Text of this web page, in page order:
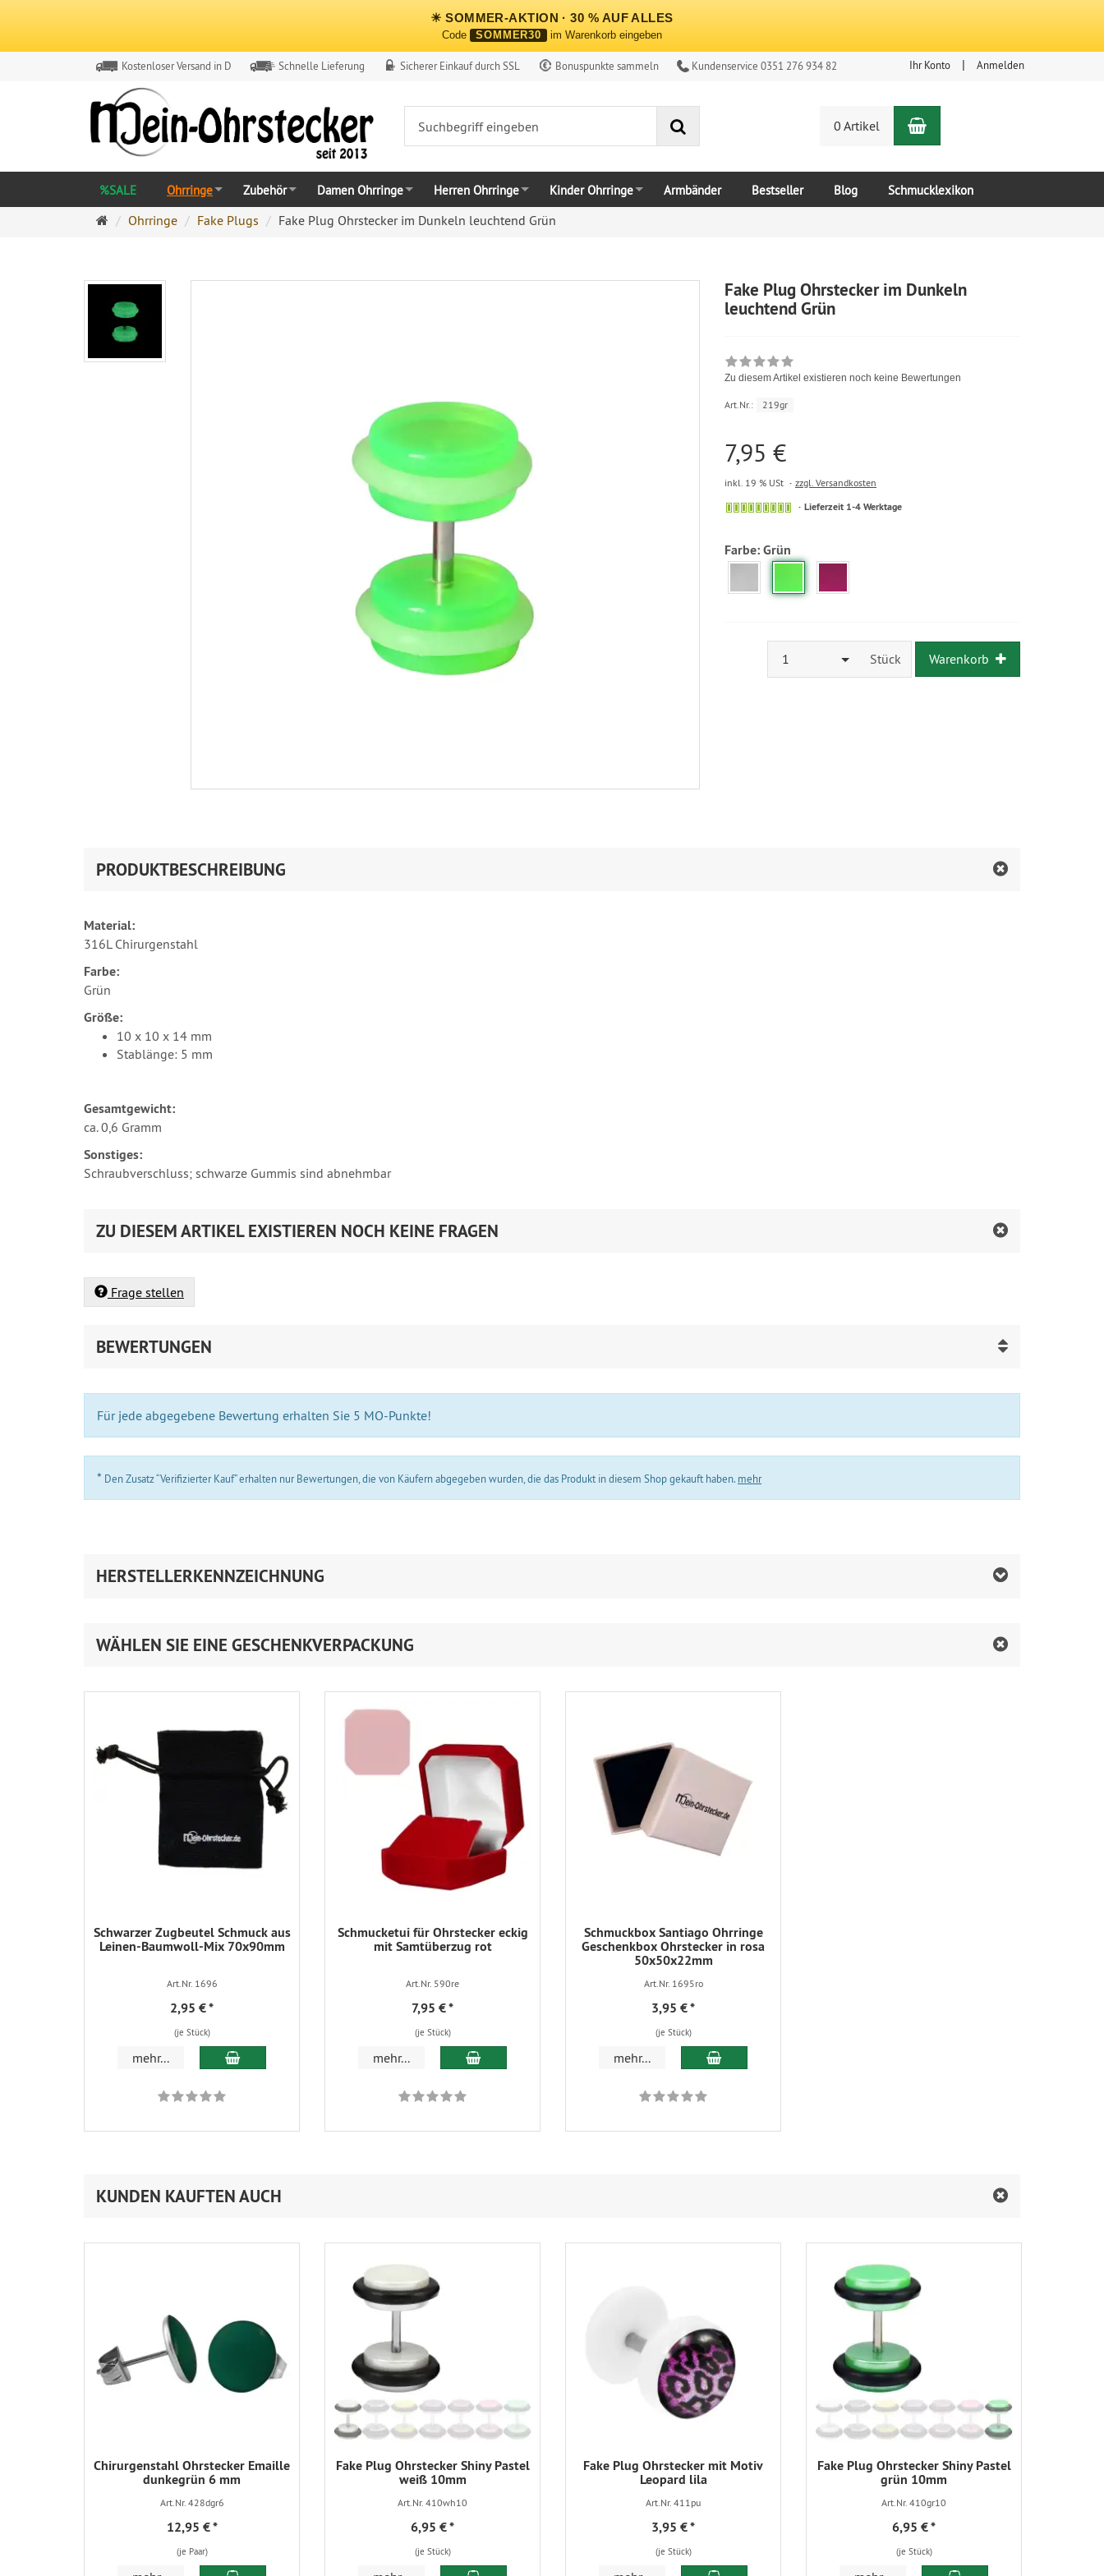
☀ SOMMER-AKTION · 30 % AUF ALLES
Code SOMMER30 im Warenkorb eingeben
Kostenloser Versand in D Schnelle Lieferung Sicherer Einkauf durch SSL Bonuspunkte sammeln Kundenservice 0351 276 934 82 Ihr Konto Anmelden
0 Artikel Warenkorb
%SALE Ohrringe Zubehör Damen Ohrringe Herren Ohrringe Kinder Ohrringe Armbänder Bestseller Blog Schmucklexikon
Ohrringe
Ohrringe Fake Plugs Fake Plug Ohrstecker im Dunkeln leuchtend Grün
Fake Plug Ohrstecker im Dunkeln
leuchtend Grün
Zu diesem Artikel existieren noch keine Bewertungen
Art.Nr.: 219gr
7,95 €
inkl. 19 % USt zzgl. Versandkosten
Lieferzeit 1-4 Werktage
Farbe:Grün
1 Stück Warenkorb
PRODUKTBESCHREIBUNG
Material:
316L Chirurgenstahl
Farbe:
Grün
Größe:
10 x 10 x 14 mm
Stablänge: 5 mm
Gesamtgewicht:
ca. 0,6 Gramm
Sonstiges:
Schraubverschluss; schwarze Gummis sind abnehmbar
ZU DIESEM ARTIKEL EXISTIEREN NOCH KEINE FRAGEN
Frage stellen
BEWERTUNGEN
Für jede abgegebene Bewertung erhalten Sie 5 MO-Punkte!
* Den Zusatz “Verifizierter Kauf” erhalten nur Bewertungen, die von Käufern abgegeben wurden, die das Produkt in diesem Shop gekauft haben. mehr
HERSTELLERKENNZEICHNUNG
WÄHLEN SIE EINE GESCHENKVERPACKUNG
Schwarzer Zugbeutel Schmuck aus
Leinen-Baumwoll-Mix 70x90mm
Art.Nr. 1696
2,95 €*
(je Stück)
mehr... In den Warenkorb
Schmucketui für Ohrstecker eckig
mit Samtüberzug rot
Art.Nr. 590re
7,95 €*
(je Stück)
mehr... In den Warenkorb
Schmuckbox Santiago Ohrringe
Geschenkbox Ohrstecker in rosa
50x50x22mm
Art.Nr. 1695ro
3,95 €*
(je Stück)
mehr... In den Warenkorb
KUNDEN KAUFTEN AUCH
Chirurgenstahl Ohrstecker Emaille
dunkegrün 6 mm
Art.Nr. 428dgr6
12,95 €*
(je Paar)
Fake Plug Ohrstecker Shiny Pastel
weiß 10mm
Art.Nr. 410wh10
6,95 €*
(je Stück)
Fake Plug Ohrstecker mit Motiv
Leopard lila
Art.Nr. 411pu
3,95 €*
(je Stück)
Fake Plug Ohrstecker Shiny Pastel
grün 10mm
Art.Nr. 410gr10
6,95 €*
(je Stück)